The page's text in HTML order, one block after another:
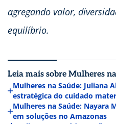
agregando valor,
equilíbrio.
Leia mais sobre Mulheres
Mulheres na Saúde: Juliana
estratégica do cuidado
Mulheres na Saúde: Nayara
em soluções no Amazonas